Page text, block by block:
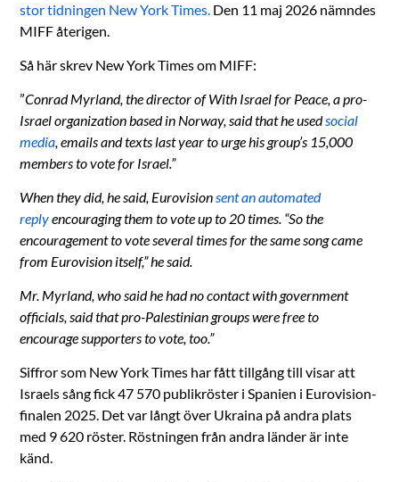
stor tidningen New York Times. Den 11 maj 2026 nämndes
MIFF återigen.
Så här skrev New York Times om MIFF:
”Conrad Myrland, the director of With Israel for Peace, a pro-
Israel organization based in Norway, said that he usedsocial
media, emails and texts last year to urge his group’s 15,000
members to vote for Israel.”
When they did, he said, Eurovisionsent an automated
replyencouraging them to vote up to 20 times. “So the
encouragement to vote several times for the same song came
from Eurovision itself,” he said.
Mr. Myrland, who said he had no contact with government
officials, said that pro-Palestinian groups were free to
encourage supporters to vote, too.”
Siffror som New York Times har fått tillgång till visar att
Israels sång fick 47 570 publikröster i Spanien i Eurovision-
finalen 2025. Det var långt över Ukraina på andra plats
med 9 620 röster. Röstningen från andra länder är inte
känd.